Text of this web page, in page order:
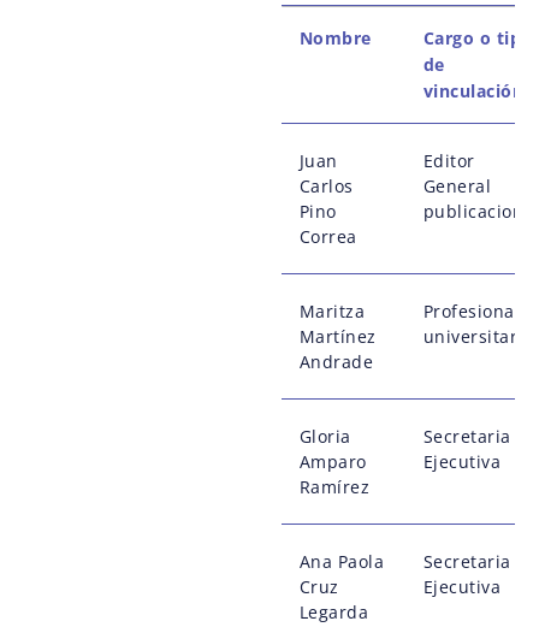
Nombre
Cargo o tipo
de
vinculación
Juan
Carlos
Pino
Correa
Editor
General
Maritza
Martínez
Andrade
Profesional
universitaria
Gloria
Amparo
Ramírez
Secretaria
Ejecutiva
Ana Paola
Cruz
Legarda
Secretaria
Ejecutiva